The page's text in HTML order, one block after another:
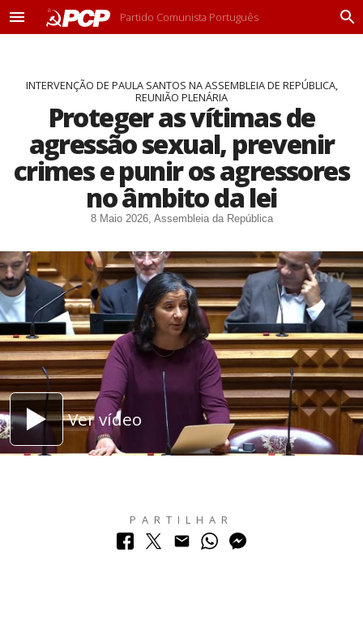
M
Partido Comunista Português
P
INTERVENÇÃO DE PAULA SANTOS NA ASSEMBLEIA DE REPÚBLICA,
REUNIÃO PLENÁRIA
Proteger as vítimas de
agressão sexual, prevenir
crimes e punir os agressores
no âmbito da lei
8 Maio 2026, Assembleia da República
Ver vídeo
PARTILHAR